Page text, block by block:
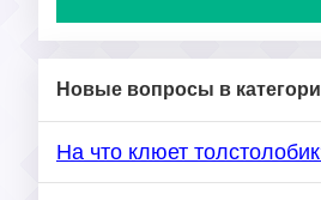
Новые вопросы в
На что клюет